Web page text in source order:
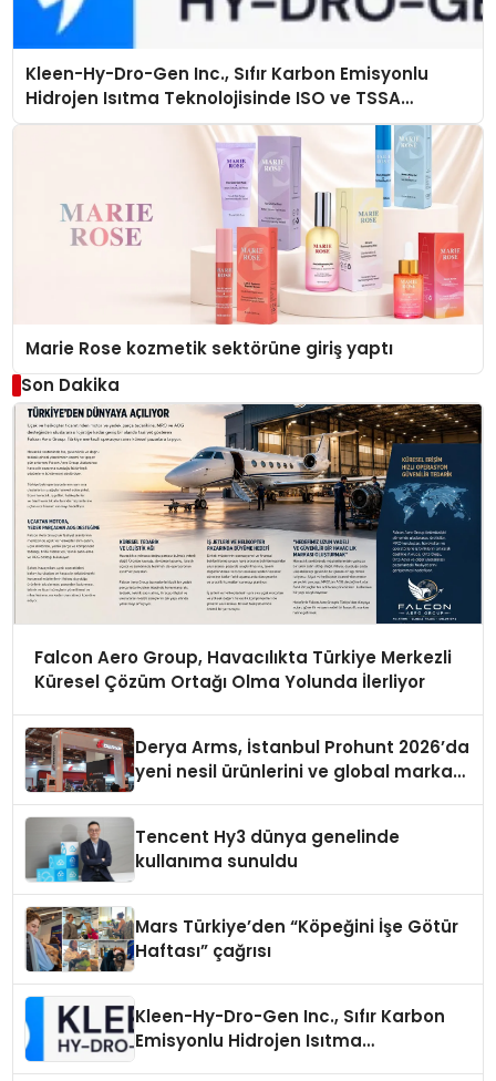
Kleen-Hy-Dro-Gen Inc., Sıfır Karbon Emisyonlu
Hidrojen Isıtma Teknolojisinde ISO ve TSSA
Düzenleyici Onaylarını Aldı
Marie Rose kozmetik sektörüne giriş yaptı
Son Dakika
Falcon Aero Group, Havacılıkta Türkiye Merkezli
Küresel Çözüm Ortağı Olma Yolunda İlerliyor
Derya Arms, İstanbul Prohunt 2026’da
yeni nesil ürünlerini ve global marka
Tencent Hy3 dünya genelinde
kullanıma sunuldu
Mars Türkiye’den “Köpeğini İşe Götür
Haftası” çağrısı
Kleen-Hy-Dro-Gen Inc., Sıfır Karbon
Emisyonlu Hidrojen Isıtma